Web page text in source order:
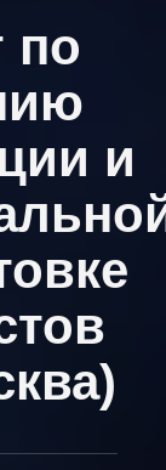
по
и